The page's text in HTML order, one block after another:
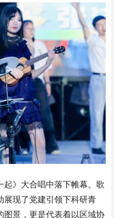
》大合唱中落下帷幕。歌
展现了党建引领下科研青
景，更是代表着以区域协